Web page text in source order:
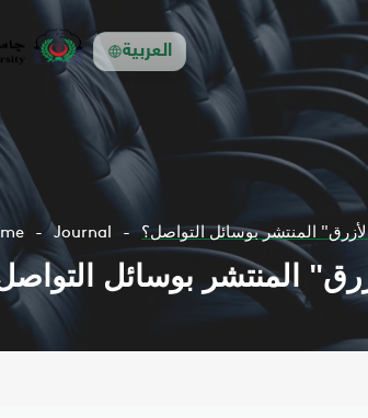
العربية
Journal المنتشر بوسائل التواصل؟
المنتشر بوسائل